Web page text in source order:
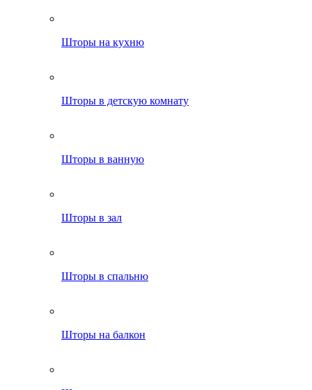
Шторы на кухню
Шторы в детскую комнату
Шторы в ванную
Шторы в зал
Шторы в спальню
Шторы на балкон